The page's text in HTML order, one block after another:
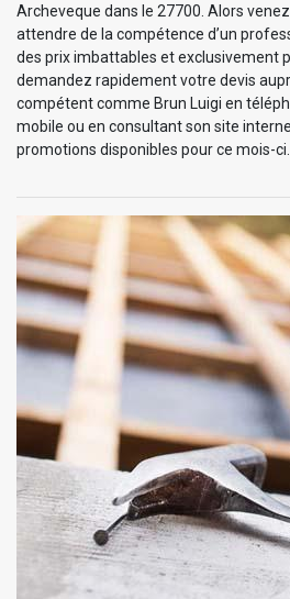
Archeveque dans le 27700. Alors
attendre de la compétence d’un
des prix imbattables et exclusivement
demandez rapidement votre devis
compétent comme Brun Luigi en
mobile ou en consultant son site
promotions disponibles pour ce mois-ci.